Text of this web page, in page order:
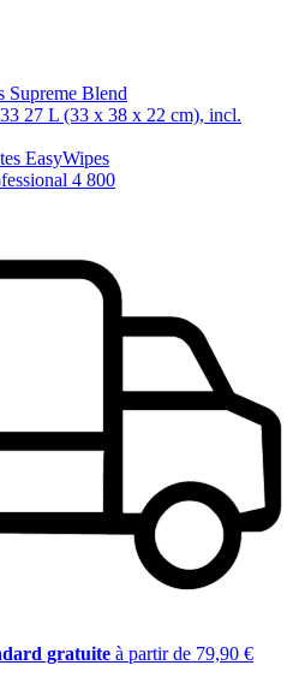
Blend
27 L (33 x 38 x 22 cm), incl.
EasyWipes
4 800
gratuite à partir de 79,90 €